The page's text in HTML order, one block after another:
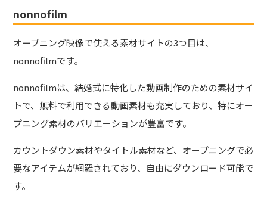
nonnofilm
オープニング映像で使える素材サイトの3つ目は、
nonnofilmです。
nonnofilmは、結婚式に特化した動画制作のための素材サイ
トで、無料で利用できる動画素材も充実しており、特にオー
プニング素材のバリエーションが豊富です。
カウントダウン素材やタイトル素材など、オープニングで必
要なアイテムが網羅されており、自由にダウンロード可能で
す。